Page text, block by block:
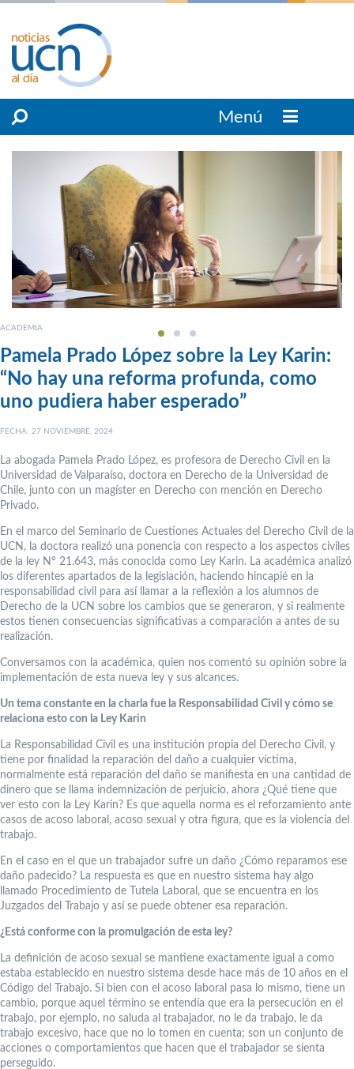
Menú
ACADEMIA
Pamela Prado López sobre la Ley Karin:
“No hay una reforma profunda, como
uno pudiera haber esperado”
FECHA: 27 NOVIEMBRE, 2024
La abogada Pamela Prado López, es profesora de Derecho Civil en la
Universidad de Valparaíso, doctora en Derecho de la Universidad de
Chile, junto con un magíster en Derecho con mención en Derecho
Privado.
En el marco del Seminario de Cuestiones Actuales del Derecho Civil de la
UCN, la doctora realizó una ponencia con respecto a los aspectos civiles
de la ley N° 21.643, más conocida como Ley Karin. La académica analizó
los diferentes apartados de la legislación, haciendo hincapié en la
responsabilidad civil para así llamar a la reflexión a los alumnos de
Derecho de la UCN sobre los cambios que se generaron, y si realmente
estos tienen consecuencias significativas a comparación a antes de su
realización.
Conversamos con la académica, quien nos comentó su opinión sobre la
implementación de esta nueva ley y sus alcances.
Un tema constante en la charla fue la Responsabilidad Civil y cómo se
relaciona esto con la Ley Karin
La Responsabilidad Civil es una institución propia del Derecho Civil, y
tiene por finalidad la reparación del daño a cualquier víctima,
normalmente está reparación del daño se manifiesta en una cantidad de
dinero que se llama indemnización de perjuicio, ahora ¿Qué tiene que
ver esto con la Ley Karin? Es que aquella norma es el reforzamiento ante
casos de acoso laboral, acoso sexual y otra figura, que es la violencia del
trabajo.
En el caso en el que un trabajador sufre un daño ¿Cómo reparamos ese
daño padecido? La respuesta es que en nuestro sistema hay algo
llamado Procedimiento de Tutela Laboral, que se encuentra en los
Juzgados del Trabajo y así se puede obtener esa reparación.
¿Está conforme con la promulgación de esta ley?
La definición de acoso sexual se mantiene exactamente igual a como
estaba establecido en nuestro sistema desde hace más de 10 años en el
Código del Trabajo. Si bien con el acoso laboral pasa lo mismo, tiene un
cambio, porque aquel término se entendía que era la persecución en el
trabajo, por ejemplo, no saluda al trabajador, no le da trabajo, le da
trabajo excesivo, hace que no lo tomen en cuenta; son un conjunto de
acciones o comportamientos que hacen que el trabajador se sienta
perseguido.